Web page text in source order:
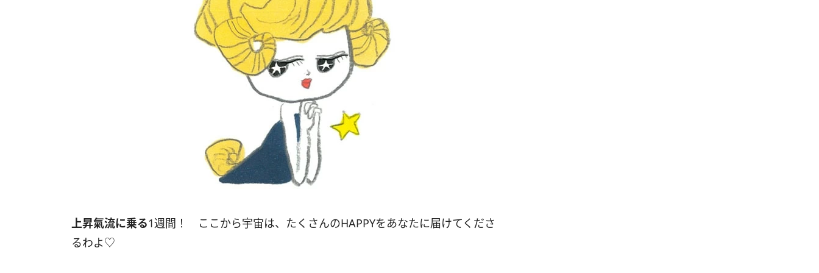
上昇氣流に乗る1週間！ ここから宇宙は、たくさんのHAPPYをあなたに届けてくださ
るわよ♡